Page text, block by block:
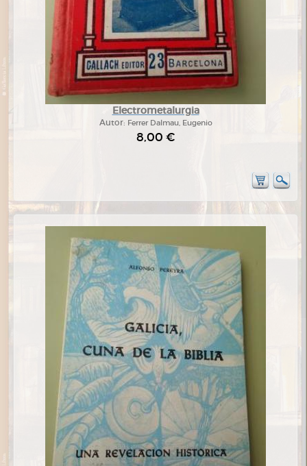
Electrometalurgia
Autor: Ferrer Dalmau, Eugenio
8,00 €